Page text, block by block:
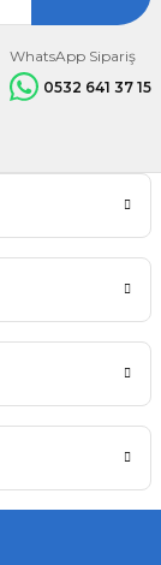
WhatsApp Sipariş
0532 641 37 15